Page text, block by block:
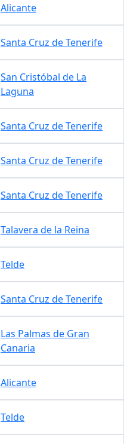
Alicante
Santa Cruz de Tenerife
San Cristóbal de La
Laguna
Santa Cruz de Tenerife
Santa Cruz de Tenerife
Santa Cruz de Tenerife
Talavera de la Reina
Telde
Santa Cruz de Tenerife
Las Palmas de Gran
Canaria
Alicante
Telde